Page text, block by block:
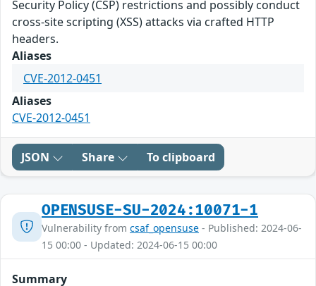
Security Policy (CSP) restrictions and possibly conduct
cross-site scripting (XSS) attacks via crafted HTTP
headers.
Aliases
CVE-2012-0451
Aliases
CVE-2012-0451
JSON Share To clipboard
OPENSUSE-SU-2024:10071-1
Vulnerability from csaf_opensuse - Published: 2024-06-
15 00:00 - Updated: 2024-06-15 00:00
Summary